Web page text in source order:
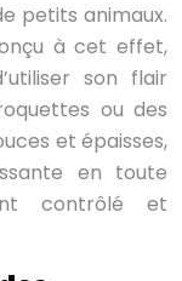
petits animaux.
à cet effet,
son flair
ou des
et épaisses,
en toute
contrôlé et